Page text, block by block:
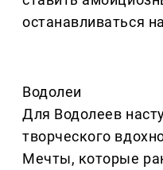
останавливаться
Водолеи
Для Водолеев
творческого
Мечты, которые